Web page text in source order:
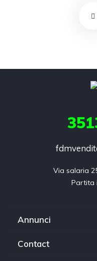
Via salaria
Annunci
Contact